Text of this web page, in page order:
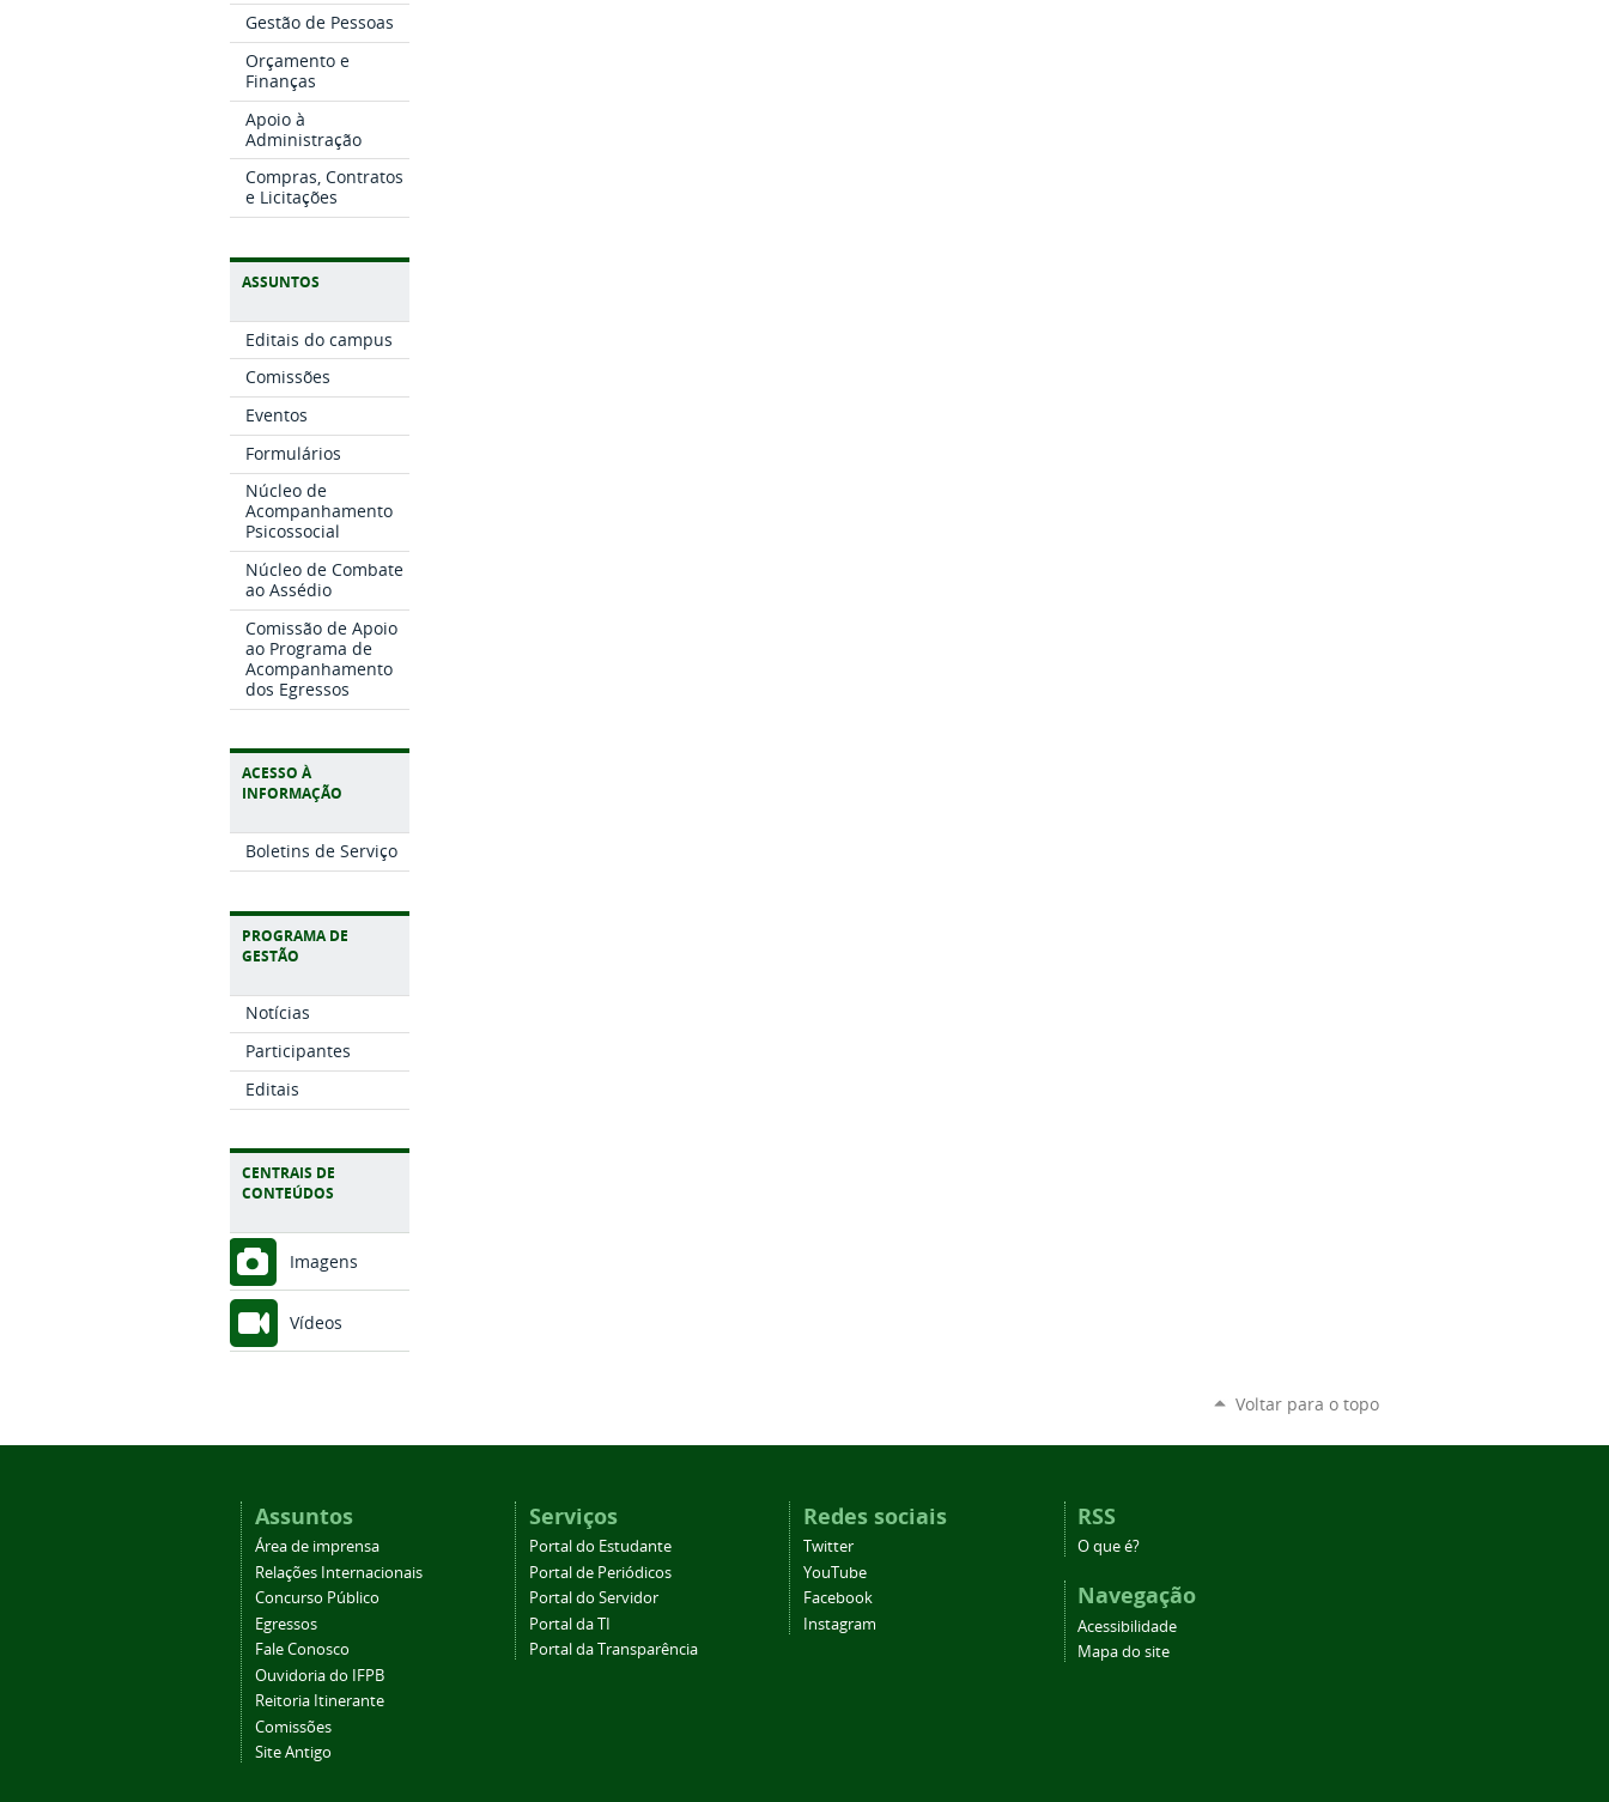
Gestão de Pessoas
Orçamento e
Finanças
Apoio à
Administração
Compras, Contratos
e Licitações
ASSUNTOS
Editais do campus
Comissões
Eventos
Formulários
Núcleo de
Acompanhamento
Psicossocial
Núcleo de Combate
ao Assédio
Comissão de Apoio
ao Programa de
Acompanhamento
dos Egressos
ACESSO À
INFORMAÇÃO
Boletins de Serviço
PROGRAMA DE
GESTÃO
Notícias
Participantes
Editais
CENTRAIS DE
CONTEÚDOS
Imagens
Vídeos
Voltar para o topo
Assuntos
Área de imprensa
Relações Internacionais
Concurso Público
Egressos
Fale Conosco
Ouvidoria do IFPB
Reitoria Itinerante
Comissões
Site Antigo
Serviços
Portal do Estudante
Portal de Periódicos
Portal do Servidor
Portal da TI
Portal da Transparência
Redes sociais
Twitter
YouTube
Facebook
Instagram
RSS
O que é?
Navegação
Acessibilidade
Mapa do site